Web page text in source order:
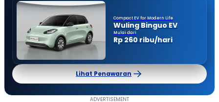
Compact EV for Modern Life
Wuling Binguo EV
Mulai dari
Rp 260 ribu/hari
Lihat Penawaran